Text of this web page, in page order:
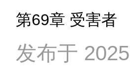
第69章 受害者
发布于